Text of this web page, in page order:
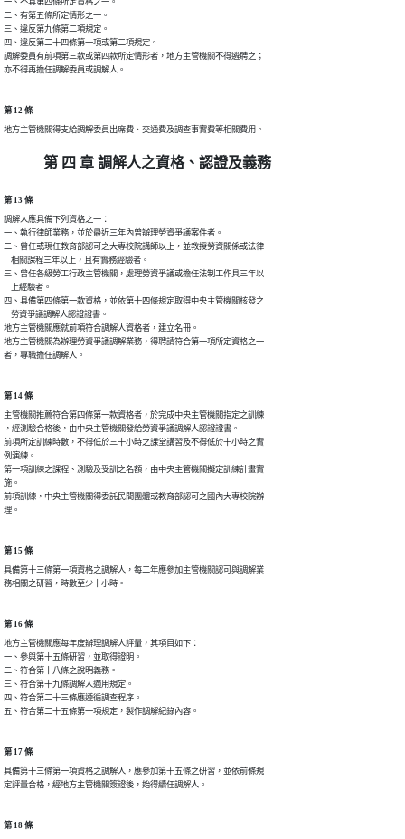
二、有第五條所定情形之一。
三、違反第九條第二項規定。
四、違反第二十四條第一項或第二項規定。
調解委員有前項第三款或第四款所定情形者，地方主管機關不得遴聘之；
亦不得再擔任調解委員或調解人。
第 12 條
地方主管機關得支給調解委員出席費、交通費及調查事實費等相關費用。
第 四 章 調解人之資格、認證及義務
第 13 條
調解人應具備下列資格之一：
一、執行律師業務，並於最近三年內曾辦理勞資爭議案件者。
二、曾任或現任教育部認可之大專校院講師以上，並教授勞資關係或法律
    相關課程三年以上，且有實務經驗者。
三、曾任各級勞工行政主管機關，處理勞資爭議或擔任法制工作具三年以
    上經驗者。
四、具備第四條第一款資格，並依第十四條規定取得中央主管機關核發之
    勞資爭議調解人認證證書。
地方主管機關應就前項符合調解人資格者，建立名冊。
地方主管機關為辦理勞資爭議調解業務，得聘請符合第一項所定資格之一
者，專職擔任調解人。
第 14 條
主管機關推薦符合第四條第一款資格者，於完成中央主管機關指定之訓練
，經測驗合格後，由中央主管機關發給勞資爭議調解人認證證書。
前項所定訓練時數，不得低於三十小時之課堂講習及不得低於十小時之實
例演練。
第一項訓練之課程、測驗及受訓之名額，由中央主管機關擬定訓練計畫實
施。
前項訓練，中央主管機關得委託民間團體或教育部認可之國內大專校院辦
理。
第 15 條
具備第十三條第一項資格之調解人，每二年應參加主管機關認可與調解業
務相關之研習，時數至少十小時。
第 16 條
地方主管機關應每年度辦理調解人評量，其項目如下：
一、參與第十五條研習，並取得證明。
二、符合第十八條之說明義務。
三、符合第十九條調解人適用規定。
四、符合第二十三條應遵循調查程序。
五、符合第二十五條第一項規定，製作調解紀錄內容。
第 17 條
具備第十三條第一項資格之調解人，應參加第十五條之研習，並依前條規
定評量合格，經地方主管機關簽證後，始得續任調解人。
第 18 條